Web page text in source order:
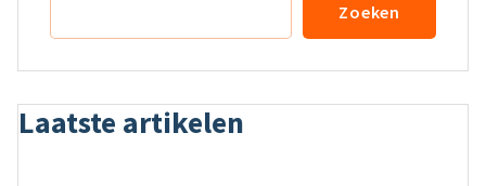
Zoeken
Laatste artikelen